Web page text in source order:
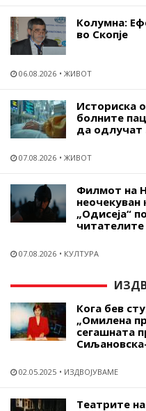
Колумна:
во Скопје
06.08.2026 ЖИВОТ
Историска
болните
да одлучат
07.08.2026 ЖИВОТ
Филмот на
„Одисеја“
читателите
07.08.2026 КУЛТУРА
Кога бев
„Омилена
сегашната
02.05.2025 ИЗДВОЈУВАМЕ
Театрите